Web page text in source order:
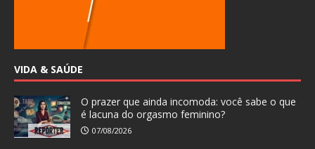
VIDA & SAÚDE
O prazer que ainda incomoda: você sabe o que
é lacuna do orgasmo feminino?
07/08/2026